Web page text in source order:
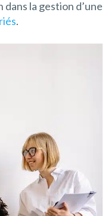
la gestion d’une
.